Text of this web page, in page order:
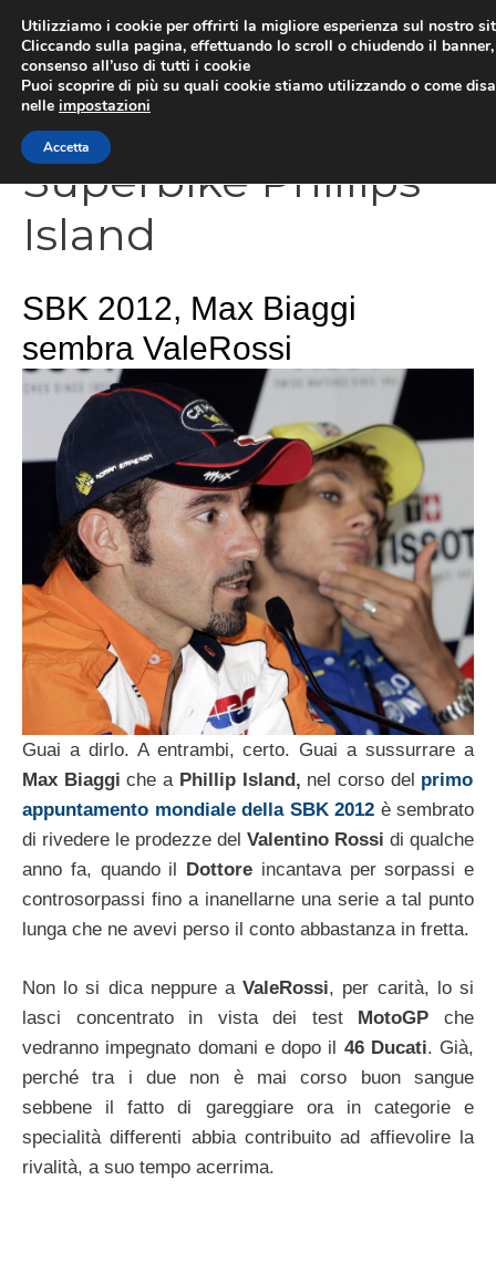
contenuto
Superbike Phillips
Island
SBK 2012, Max Biaggi
sembra ValeRossi
Guai a dirlo. A entrambi, certo. Guai a sussurrare a
Max Biaggi che aPhillip Island, nel corso del primo
appuntamento mondiale della SBK 2012 è sembrato
di rivedere le prodezze del Valentino Rossi di qualche
anno fa, quando il
Dottore incantava per sorpassi e
controsorpassi fino a inanellarne una serie a tal punto
lunga che ne avevi perso il conto abbastanza in fretta.
Non lo si dica neppure aValeRossi, per carità, lo si
lasci concentrato in vista dei test MotoGP che
vedranno impegnato domani e dopo il 46 Ducati. Già,
perché tra i due non è mai corso buon sangue
sebbene il fatto di gareggiare ora in categorie e
specialità differenti abbia contribuito ad affievolire la
rivalità, a suo tempo acerrima.
Utilizziamo i cookie per offrirti la migliore esperienza sul nostro
Cliccando sulla pagina, effettuando lo scroll o chiudendo il
consenso all’uso di tutti i cookie
Puoi scoprire di più su quali cookie stiamo utilizzando o come
nelle impostazioni
Accetta